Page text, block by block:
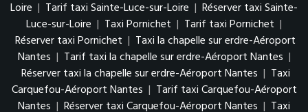
Loire | Tarif taxi Sainte-Luce-sur-Loire | Réserver taxi Sainte-
Luce-sur-Loire | Taxi Pornichet | Tarif taxi Pornichet |
Réserver taxi Pornichet | Taxi la chapelle sur erdre-Aéroport
Nantes | Tarif taxi la chapelle sur erdre-Aéroport Nantes |
Réserver taxi la chapelle sur erdre-Aéroport Nantes | Taxi
Carquefou-Aéroport Nantes | Tarif taxi Carquefou-Aéroport
Nantes | Réserver taxi Carquefou-Aéroport Nantes | Taxi